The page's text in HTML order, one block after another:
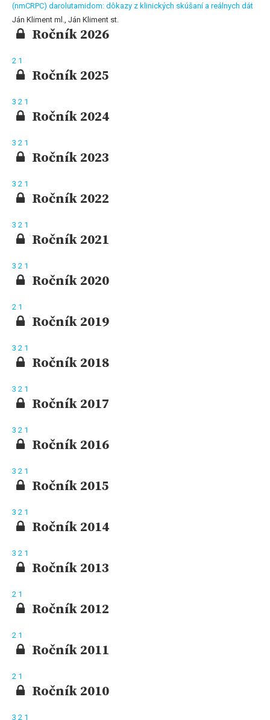
(nmCRPC) darolutamidom: dôkazy z klinických skúšaní a reálnych dát
Ján Kliment ml., Ján Kliment st.
Ročník 2026
2 1
Ročník 2025
3 2 1
Ročník 2024
3 2 1
Ročník 2023
3 2 1
Ročník 2022
3 2 1
Ročník 2021
3 2 1
Ročník 2020
2 1
Ročník 2019
3 2 1
Ročník 2018
3 2 1
Ročník 2017
3 2 1
Ročník 2016
3 2 1
Ročník 2015
3 2 1
Ročník 2014
3 2 1
Ročník 2013
2 1
Ročník 2012
2 1
Ročník 2011
2 1
Ročník 2010
3 2 1